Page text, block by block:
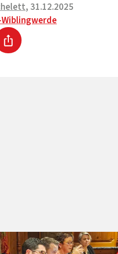
, 31.12.2025